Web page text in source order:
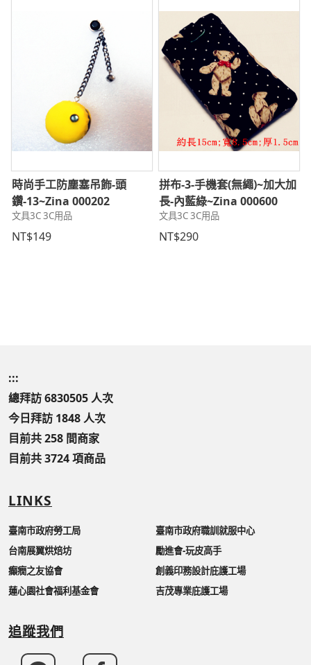
時尚手工防塵塞吊飾-頭
鑽-13~Zina 000202
文具3C 3C用品
NT$149
拼布-3-手機套(無繩)~加大加
長-內藍綠~Zina 000600
文具3C 3C用品
NT$290
:::
總拜訪 6830505 人次
今日拜訪 1848 人次
目前共 258 間商家
目前共 3724 項商品
LINKS
臺南市政府勞工局
臺南市政府職訓就服中心
台南展翼烘焙坊
勵進會-玩皮高手
癲癇之友協會
創義印務設計庇護工場
蓮心園社會福利基金會
吉茂專業庇護工場
追蹤我們